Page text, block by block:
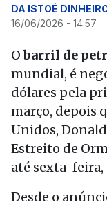
DA ISTOÉ
16/06/2026 - 14:57
Obarril de
mundial, é
dólares pela
março, depois
Unidos,
Estreito de
até sexta-feira,
Desde o